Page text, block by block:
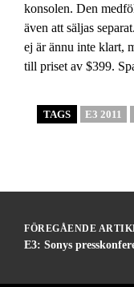
konsolen. Den
även att säljas
ej är ännu inte klart,
till priset av $399.
TAGS E3 2011
FÖREGÅENDE
E3: Sonys